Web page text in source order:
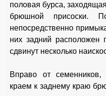
половая бурса,
брюшной присоски.
непосредственно
них задний расположен
сдвинут несколько
Вправо от
краем к заднему краю